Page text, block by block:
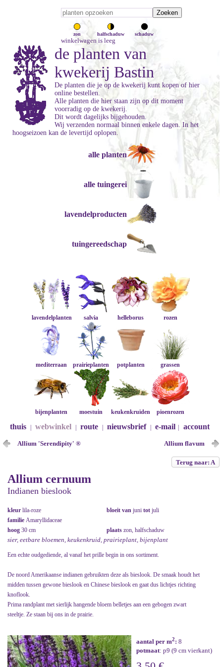
zon halfschaduw schaduw
winkelwagen is leeg
de planten van
kwekerij Bastin
De planten die je op de kwekerij kunt kopen of hier
online bestellen.
Alle planten die hier staan zijn op dit moment
voorradig op de kwekerij.
Dit wordt dagelijks bijgehouden.
Wij verzenden normaal binnen enkele dagen. In het
hoogseizoen kan de levertijd oplopen.
alle planten
alle tuingerei
lavendelproducten
tuingereedschap
lavendelplanten salvia helleborus rozen
mediterraan prairieplanten potplanten grassen
bijenplanten moestuin keukenkruiden pioenrozen
thuis webwinkel route nieuwsbrief e-mail account
Allium 'Serendipity' ® Allium flavum
Terug naar: A
Allium cernuum
Indianen bieslook
kleur lila-roze bloeit van juni tot juli
familie Amaryllidaceae
hoog 30 cm plaats zon, halfschaduw
sier, eetbare bloemen, keukenkruid, prairieplant, bijenplant
Een echte oudgediende, al vanaf het prille begin in ons sortiment.
De noord Amerikaanse indianen gebruikten deze als bieslook. De smaak houdt het
midden tussen gewone bieslook en Chinese bieslook en gaat dus lichtjes richting
knoflook.
Prima randplant met sierlijk hangende bloem belletjes aan een gebogen zwart
steeltje. Ze staan bij ons in de prairie.
aantal per m2: 8
potmaat: p9 (9 cm vierkant)